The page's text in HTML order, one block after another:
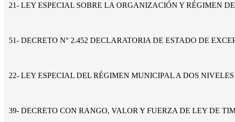
21- LEY ESPECIAL SOBRE LA ORGANIZACIÓN Y RÉGIMEN
51- DECRETO N° 2.452 DECLARATORIA DE ESTADO DE
22- LEY ESPECIAL DEL RÉGIMEN MUNICIPAL A DOS
39- DECRETO CON RANGO, VALOR Y FUERZA DE LEY DE